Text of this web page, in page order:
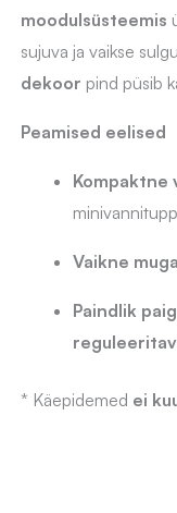
moodulsüsteemis
sujuva ja vaikse
dekoor pind püsib
Peamised eelised
Kompaktne
Vaikne
Paindlik
* Käepidemed ei